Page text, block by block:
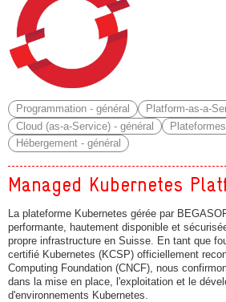
Programmation - général
Platform-as-a-
Cloud (as-a-Service) - général
Hébergement - général
Managed Kubernetes
La plateforme Kubernetes gérée par
performante, hautement disponible et
propre infrastructure en Suisse. En tant que
certifié Kubernetes (KCSP) officiellement
Computing Foundation (CNCF), nous
dans la mise en place, l'exploitation et le
d'environnements Kubernetes.